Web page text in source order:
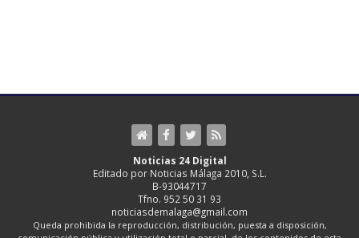
Noticias 24 Digital
Editado por Noticias Málaga 2010, S.L.
B-93044717
Tfno. 952 50 31 93
noticiasdemalaga@gmail.com
Queda prohibida la reproducción, distribución, puesta a disposición,